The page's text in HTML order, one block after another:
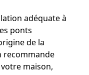
adéquate à
ponts
de la
recommande
maison,